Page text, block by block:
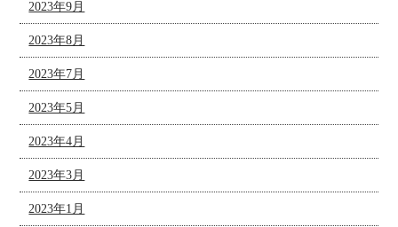
2023年9月
2023年8月
2023年7月
2023年5月
2023年4月
2023年3月
2023年1月